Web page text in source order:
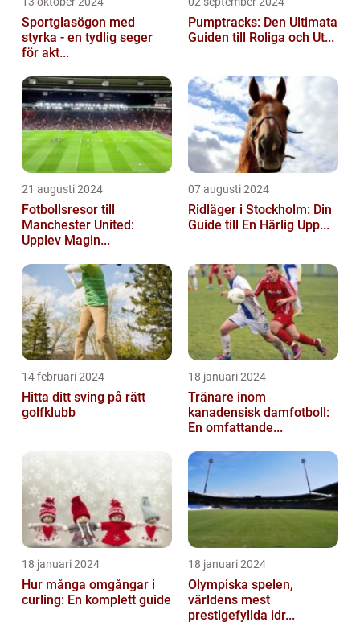
Sportglasögon med
styrka - en tydlig seger
för akt...
Pumptracks: Den Ultimata
Guiden till Roliga och Ut...
21 augusti 2024
Fotbollsresor till
Manchester United:
Upplev Magin...
07 augusti 2024
Ridläger i Stockholm: Din
Guide till En Härlig Upp...
14 februari 2024
Hitta ditt sving på rätt
golfklubb
18 januari 2024
Tränare inom
kanadensisk damfotboll:
En omfattande...
18 januari 2024
Hur många omgångar i
curling: En komplett guide
18 januari 2024
Olympiska spelen,
världens mest
prestigefyllda idr...